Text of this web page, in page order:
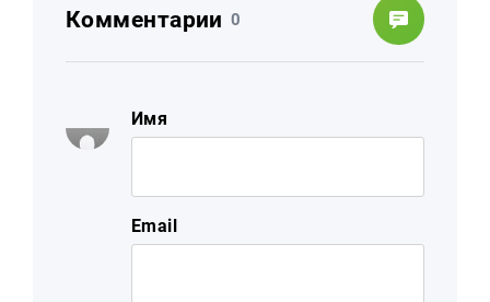
Комментарии 0
Имя
Email